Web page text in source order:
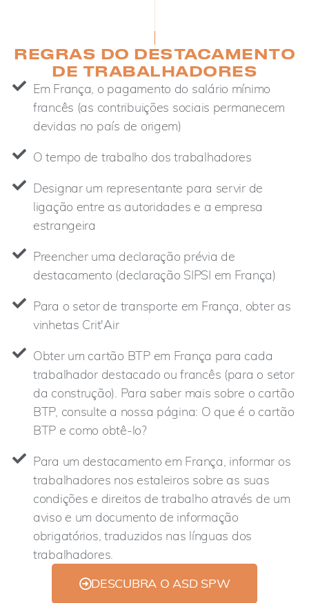
REGRAS DO DESTACAMENTO
DE TRABALHADORES
Em França, o pagamento do salário mínimo
francês (as contribuições sociais permanecem
devidas no país de origem)
O tempo de trabalho dos trabalhadores
Designar um representante para servir de
ligação entre as autoridades e a empresa
estrangeira
Preencher uma declaração prévia de
destacamento (declaração SIPSI em França)
Para o setor de transporte em França, obter as
vinhetas Crit'Air
Obter um cartão BTP em França para cada
trabalhador destacado ou francês (para o setor
da construção). Para saber mais sobre o cartão
BTP, consulte a nossa página: O que é o cartão
BTP e como obtê-lo?
Para um destacamento em França, informar os
trabalhadores nos estaleiros sobre as suas
condições e direitos de trabalho através de um
aviso e um documento de informação
obrigatórios, traduzidos nas línguas dos
trabalhadores.
DESCUBRA O ASD SPW